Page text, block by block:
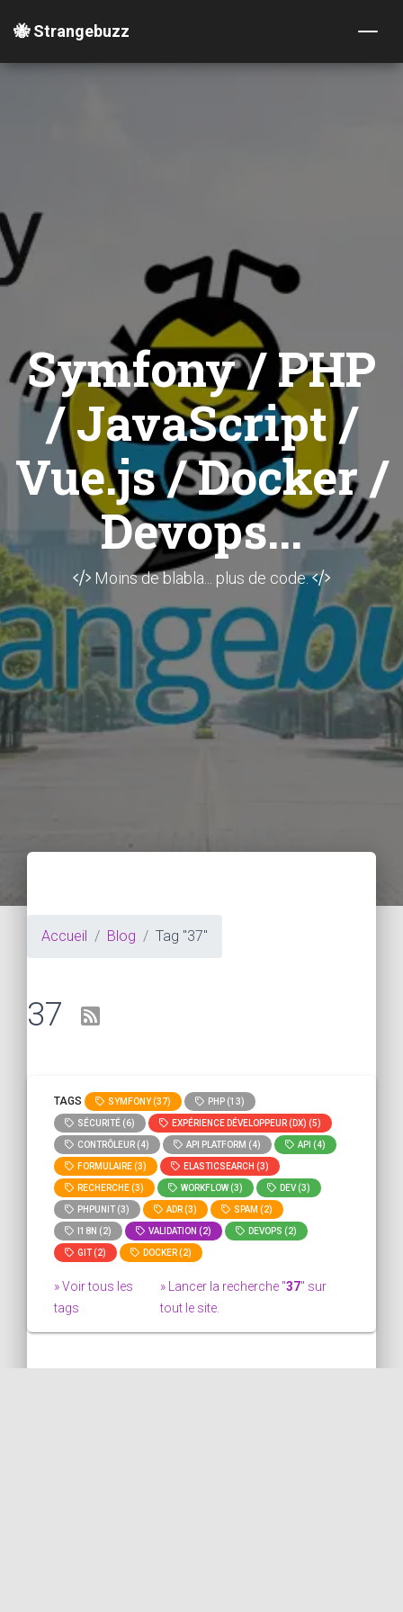
🐝 Strangebuzz
Symfony / PHP
/ JavaScript /
Vue.js / Docker /
Devops...
Moins de blabla... plus de code.
Accueil Blog Tag "37"
37
TAGS SYMFONY (37) PHP (13)
SÉCURITÉ (6) EXPÉRIENCE DÉVELOPPEUR (DX) (5)
CONTRÔLEUR (4) API PLATFORM (4) API (4)
FORMULAIRE (3) ELASTICSEARCH (3)
RECHERCHE (3) WORKFLOW (3) DEV (3)
PHPUNIT (3) ADR (3) SPAM (2)
I18N (2) VALIDATION (2) DEVOPS (2)
GIT (2) DOCKER (2)
» Voir tous les
tags
» Lancer la recherche "37" sur
tout le site.